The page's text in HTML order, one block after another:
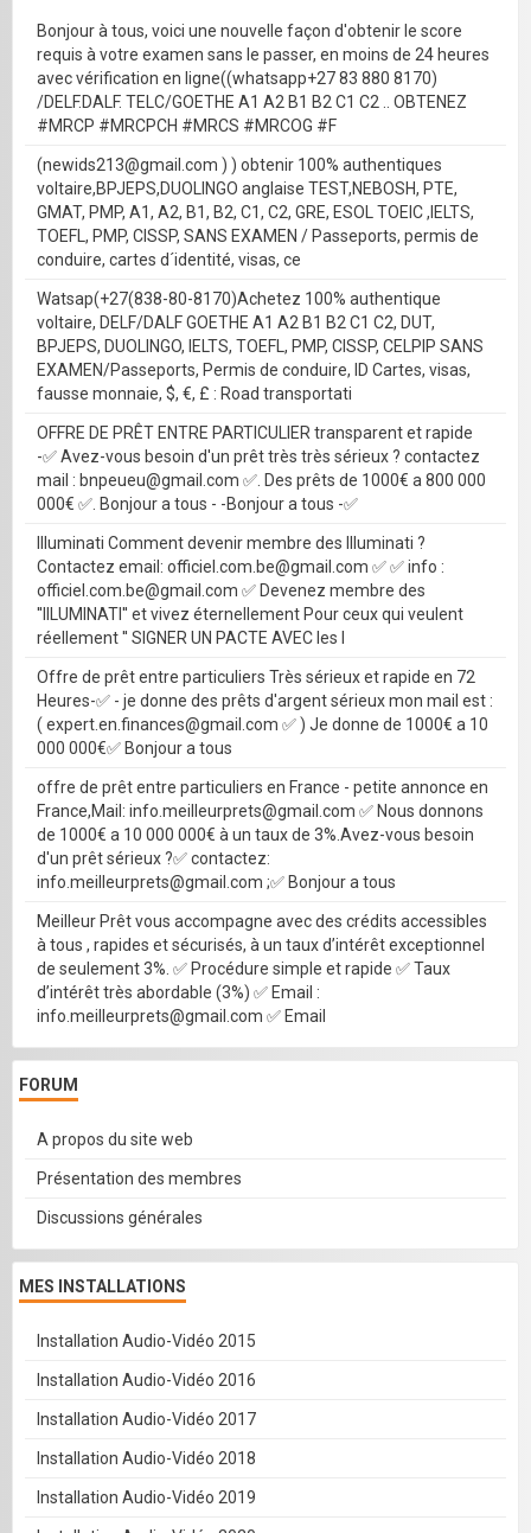
Bonjour à tous, voici une nouvelle façon d'obtenir le score
requis à votre examen sans le passer, en moins de 24 heures
avec vérification en ligne((whatsapp+27 83 880 8170)
/DELF.DALF. TELC/GOETHE A1 A2 B1 B2 C1 C2 .. OBTENEZ
#MRCP #MRCPCH #MRCS #MRCOG #F
(newids213@gmail.com ) ) obtenir 100% authentiques
voltaire,BPJEPS,DUOLINGO anglaise TEST,NEBOSH, PTE,
GMAT, PMP, A1, A2, B1, B2, C1, C2, GRE, ESOL TOEIC ,IELTS,
TOEFL, PMP, CISSP, SANS EXAMEN / Passeports, permis de
conduire, cartes d´identité, visas, ce
Watsap(+27(838-80-8170)Achetez 100% authentique
voltaire, DELF/DALF GOETHE A1 A2 B1 B2 C1 C2, DUT,
BPJEPS, DUOLINGO, IELTS, TOEFL, PMP, CISSP, CELPIP SANS
EXAMEN/Passeports, Permis de conduire, ID Cartes, visas,
fausse monnaie, $, €, £ : Road transportati
OFFRE DE PRÊT ENTRE PARTICULIER transparent et rapide
-✅ Avez-vous besoin d'un prêt très très sérieux ? contactez
mail : bnpeueu@gmail.com ✅. Des prêts de 1000€ a 800 000
000€ ✅. Bonjour a tous - -Bonjour a tous -✅
Illuminati Comment devenir membre des Illuminati ?
Contactez email: officiel.com.be@gmail.com ✅ ✅ info :
officiel.com.be@gmail.com ✅ Devenez membre des
''IILUMINATI'' et vivez éternellement Pour ceux qui veulent
réellement '' SIGNER UN PACTE AVEC les I
Offre de prêt entre particuliers Très sérieux et rapide en 72
Heures-✅ - je donne des prêts d'argent sérieux mon mail est :
( expert.en.finances@gmail.com ✅ ) Je donne de 1000€ a 10
000 000€✅ Bonjour a tous
offre de prêt entre particuliers en France - petite annonce en
France,Mail: info.meilleurprets@gmail.com ✅ Nous donnons
de 1000€ a 10 000 000€ à un taux de 3%.Avez-vous besoin
d'un prêt sérieux ?✅ contactez:
info.meilleurprets@gmail.com ;✅ Bonjour a tous
Meilleur Prêt vous accompagne avec des crédits accessibles
à tous , rapides et sécurisés, à un taux d’intérêt exceptionnel
de seulement 3%. ✅ Procédure simple et rapide ✅ Taux
d’intérêt très abordable (3%) ✅ Email :
info.meilleurprets@gmail.com ✅ Email
FORUM
A propos du site web
Présentation des membres
Discussions générales
MES INSTALLATIONS
Installation Audio-Vidéo 2015
Installation Audio-Vidéo 2016
Installation Audio-Vidéo 2017
Installation Audio-Vidéo 2018
Installation Audio-Vidéo 2019